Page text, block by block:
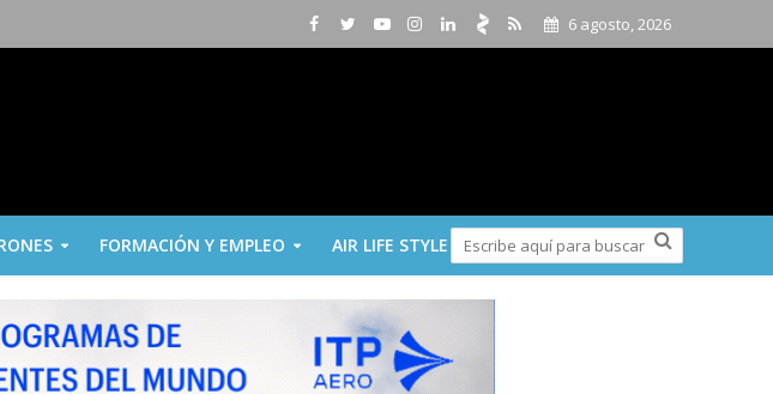
6 agosto, 2026
FORMACIÓN Y EMPLEO AIR LIFE STYLE